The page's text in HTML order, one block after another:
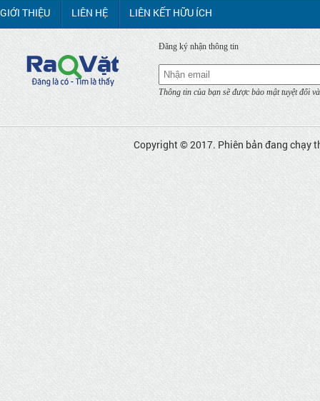
GIỚI THIỆU LIÊN HỆ LIÊN KẾT HỮU ÍCH
Đăng ký nhận thông tin
Thông tin của bạn sẽ được bảo mật tuyệt đối
Copyright © 2017. Phiên bản đang chạy